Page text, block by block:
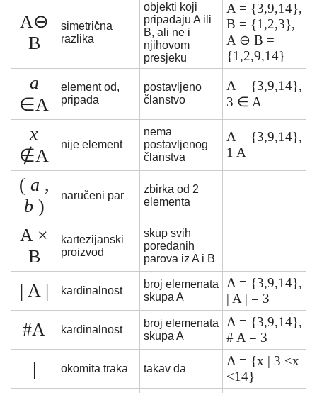
A⊖
B
simetrična
razlika
objekti koji
pripadaju A ili
B, ali ne i
njihovom
presjeku
A = {3,9,14},
B = {1,2,3},
A ⊖ B =
{1,2,9,14}
a
∈A
element od,
pripada
postavljeno
članstvo
A = {3,9,14},
3 ∈ A
x
∉A
nije element
nema
postavljenog
članstva
A = {3,9,14},
1 A
( a ,
b)
naručeni par
zbirka od 2
elementa
A ×
B
kartezijanski
proizvod
skup svih
poredanih
parova iz A i B
| A | kardinalnost
broj elemenata
skupa A
A = {3,9,14},
| A | = 3
#A kardinalnost
broj elemenata
skupa A
A = {3,9,14},
# A = 3
| okomita traka takav da
A = {x | 3 <x
<14}